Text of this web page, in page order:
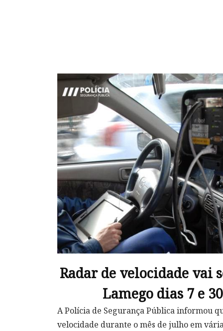
Radar de velocidade vai
Lamego dias 7 e
A Polícia de Segurança Pública informou
velocidade durante o mês de julho em